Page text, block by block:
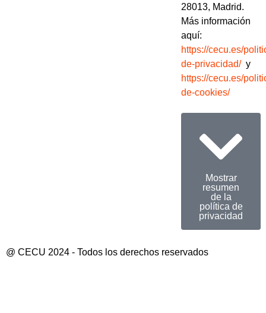
28013, Madrid.
Más información
aquí:
https://cecu.es/
de-privacidad/y
https://cecu.es/
de-cookies/
Mostrar
resumen
de la
política de
privacidad
@ CECU 2024 - Todos los derechos reservados